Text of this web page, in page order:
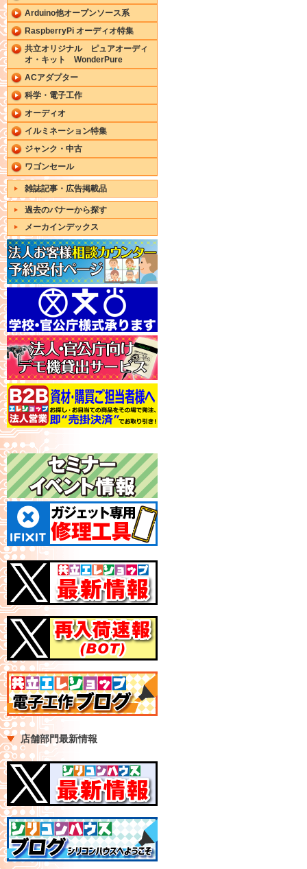
Arduino他オープンソース系
RaspberryPi オーディオ特集
共立オリジナル ピュアオーディ
オ・キット WonderPure
ACアダプター
科学・電子工作
オーディオ
イルミネーション特集
ジャンク・中古
ワゴンセール
雑誌記事・広告掲載品
過去のバナーから探す
メーカインデックス
店舗部門最新情報